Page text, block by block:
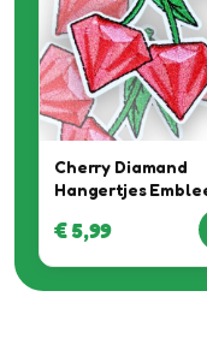
Cherry Diamand
Hangertjes
€5,99